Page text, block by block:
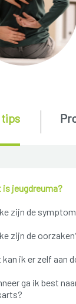
is jeugdreuma?
zijn de
zijn de
kan ik er zelf aan
ga ik best